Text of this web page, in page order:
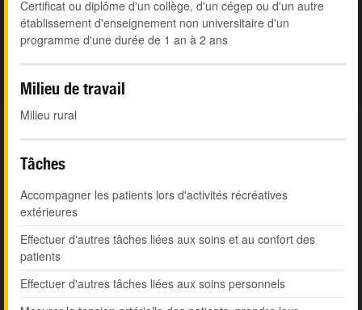
Certificat ou diplôme d'un collège, d'un cégep ou d'un autre
établissement d'enseignement non universitaire d'un
programme d'une durée de 1 an à 2 ans
Milieu de travail
Milieu rural
Tâches
Accompagner les patients lors d'activités récréatives
extérieures
Effectuer d'autres tâches liées aux soins et au confort des
patients
Effectuer d'autres tâches liées aux soins personnels